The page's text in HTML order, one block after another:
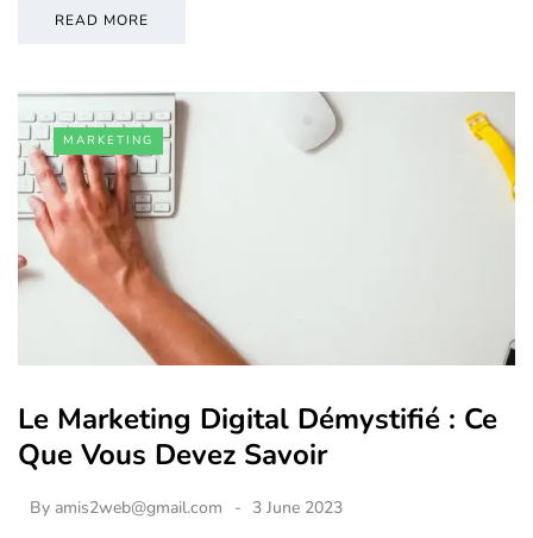
READ MORE
MARKETING
Le Marketing Digital Démystifié : Ce
Que Vous Devez Savoir
By amis2web@gmail.com 3 June 2023